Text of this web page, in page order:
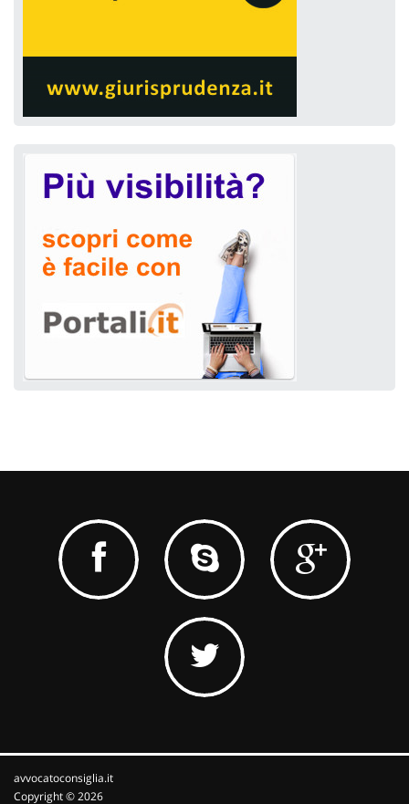
avvocatoconsiglia.it
Copyright © 2026